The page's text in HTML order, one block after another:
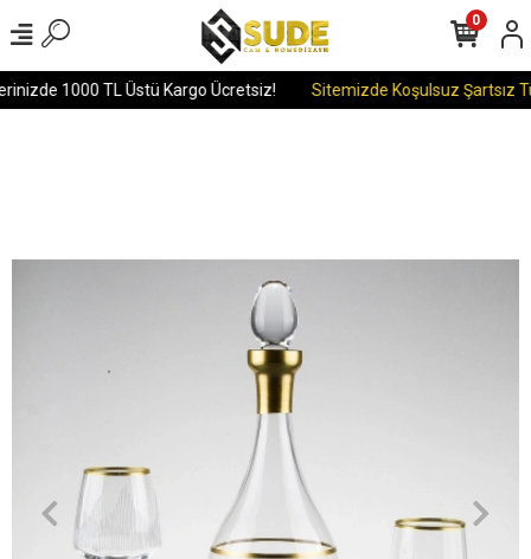
1000 TL Üstü Kargo Ücretsiz! Sitemizde Koşulsuz Şartsız
0